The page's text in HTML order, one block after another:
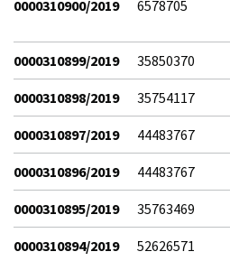
0000310900/2019 6578705
0000310899/2019 35850370
0000310898/2019 35754117
0000310897/2019 44483767
0000310896/2019 44483767
0000310895/2019 35763469
0000310894/2019 52626571